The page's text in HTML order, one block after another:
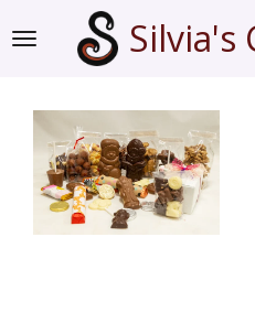
direct
hoofdinhoud
Silvia's